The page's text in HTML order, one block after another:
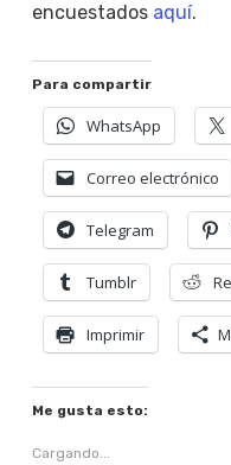
encuestados aquí.
Para compartir
WhatsApp
Correo electrónico
Telegram
Tumblr
Imprimir
Me gusta esto:
Cargando...